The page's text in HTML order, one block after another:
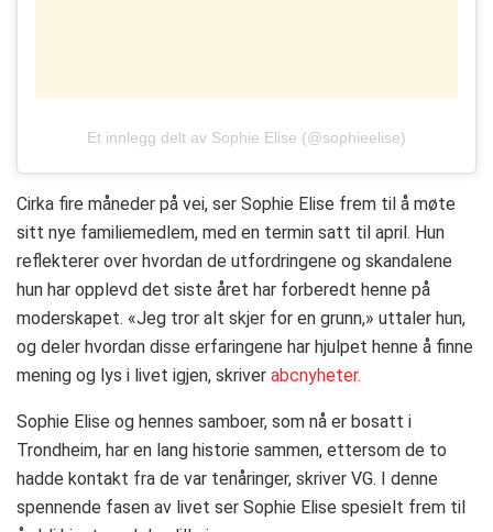
Et innlegg delt av Sophie Elise (@sophieelise)
Cirka fire måneder på vei, ser Sophie Elise frem til å møte
sitt nye familiemedlem, med en termin satt til april. Hun
reflekterer over hvordan de utfordringene og skandalene
hun har opplevd det siste året har forberedt henne på
moderskapet. «Jeg tror alt skjer for en grunn,» uttaler hun,
og deler hvordan disse erfaringene har hjulpet henne å finne
mening og lys i livet igjen​​, skriver abcnyheter.
Sophie Elise og hennes samboer, som nå er bosatt i
Trondheim, har en lang historie sammen, ettersom de to
hadde kontakt fra de var tenåringer, skriver VG. I denne
spennende fasen av livet ser Sophie Elise spesielt frem til